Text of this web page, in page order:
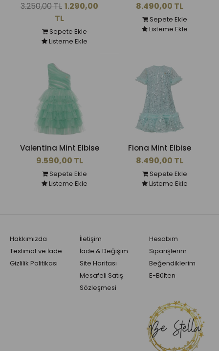
3.250,00 TL 1.290,00
TL
Sepete Ekle
Listeme Ekle
8.490,00 TL
Sepete Ekle
Listeme Ekle
Valentina Mint Elbise
9.590,00 TL
Sepete Ekle
Listeme Ekle
Fiona Mint Elbise
8.490,00 TL
Sepete Ekle
Listeme Ekle
Hakkımızda
Teslimat ve İade
Gizlilik Politikası
İletişim
İade & Değişim
Site Haritası
Mesafeli Satış
Sözleşmesi
Hesabım
Siparişlerim
Beğendiklerim
E-Bülten